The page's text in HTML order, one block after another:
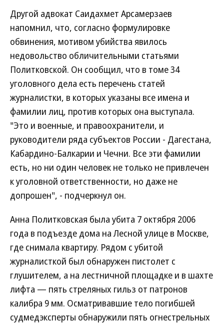
Другой адвокат Саидахмет Арсамерзаев
напомнил, что, согласно формулировке
обвинения, мотивом убийства явилось
недовольство обличительными статьями
Политковской. Он сообщил, что в томе 34
уголовного дела есть перечень статей
журналистки, в которых указаны все имена и
фамилии лиц, против которых она выступала.
"Это и военные, и правоохранители, и
руководители ряда субъектов России - Дагестана,
Кабардино-Балкарии и Чечни. Все эти фамилии
есть, но ни один человек не только не привлечен
к уголовной ответственности, но даже не
допрошен", - подчеркнул он.
Анна Политковская была убита 7 октября 2006
года в подъезде дома на Лесной улице в Москве,
где снимала квартиру. Рядом с убитой
журналисткой был обнаружен пистолет с
глушителем, а на лестничной площадке и в шахте
лифта — пять стреляных гильз от патронов
калибра 9 мм. Осматривавшие тело погибшей
судмедэксперты обнаружили пять огнестрельных